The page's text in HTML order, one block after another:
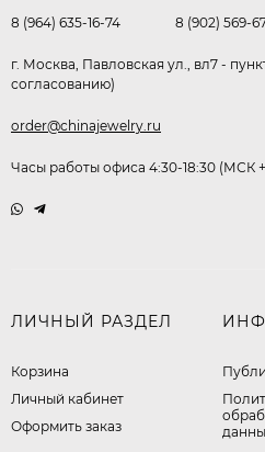
8 (964) 635-16-74 8 (902) 569-
г. Москва, Павловская ул., вл7 -
согласованию)
order@chinajewelry.ru
Часы работы офиса 4:30-18:30 (МСК
ЛИЧНЫЙ РАЗДЕЛ
Корзина
Личный кабинет
Оформить заказ